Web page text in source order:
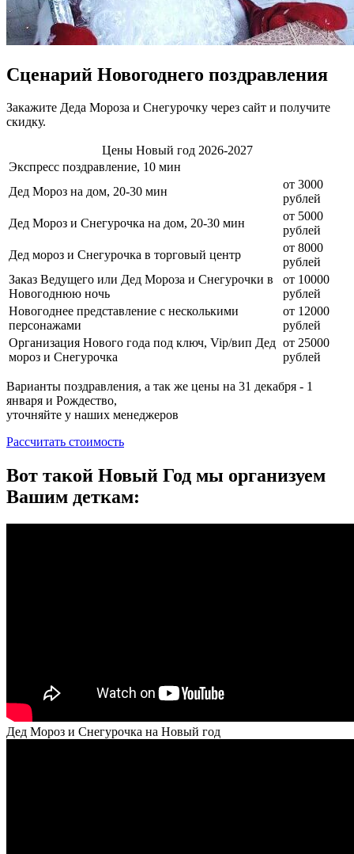
Сценарий Новогоднего поздравления
Закажите Деда Мороза и Снегурочку через сайт и получите
скидку.
Цены Новый год 2026-2027
Экспресс поздравление, 10 мин
Дед Мороз на дом, 20-30 мин
от 3000
рублей
Дед Мороз и Снегурочка на дом, 20-30 мин
от 5000
рублей
Дед мороз и Снегурочка в торговый центр
от 8000
рублей
Заказ Ведущего или Дед Мороза и Снегурочки в
Новогоднюю ночь
от 10000
рублей
Новогоднее представление с несколькими
персонажами
от 12000
рублей
Организация Нового года под ключ, Vip/вип Дед
мороз и Снегурочка
от 25000
рублей
Варианты поздравления, а так же цены на 31 декабря - 1
января и Рождество,
уточняйте у наших менеджеров
Рассчитать стоимость
Вот такой Новый Год мы организуем
Вашим деткам:
Дед Мороз и Снегурочка на Новый год